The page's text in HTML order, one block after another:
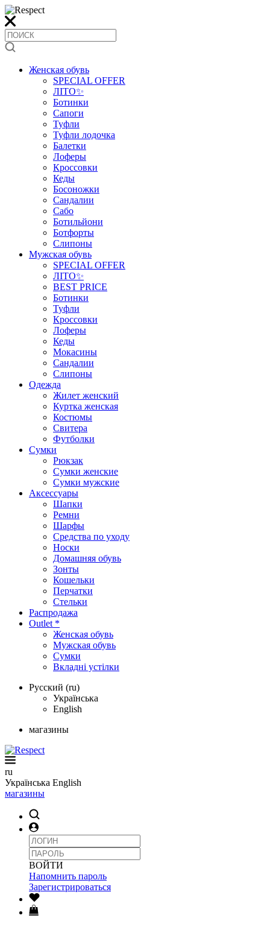
Женская обувь
SPECIAL OFFER
ЛІТО✨
Ботинки
Сапоги
Туфли
Туфли лодочка
Балетки
Лоферы
Кроссовки
Кеды
Босоножки
Сандалии
Сабо
Ботильйони
Ботфорты
Слипоны
Мужская обувь
SPECIAL OFFER
ЛІТО✨
BEST PRICE
Ботинки
Туфли
Кроссовки
Лоферы
Кеды
Мокасины
Сандалии
Слипоны
Одежда
Жилет женский
Куртка женская
Костюмы
Свитера
Футболки
Сумки
Рюкзак
Сумки женские
Сумки мужские
Аксеcсуары
Шапки
Ремни
Шарфы
Средства по уходу
Носки
Домашняя обувь
Зонты
Кошельки
Перчатки
Стельки
Распродажа
Outlet *
Женская обувь
Мужская обувь
Сумки
Вкладні устілки
Русский (ru)
Українська
English
магазины
ru
Українська English
магазины
ВОЙТИ
Напомнить пароль
Зарегистрироваться